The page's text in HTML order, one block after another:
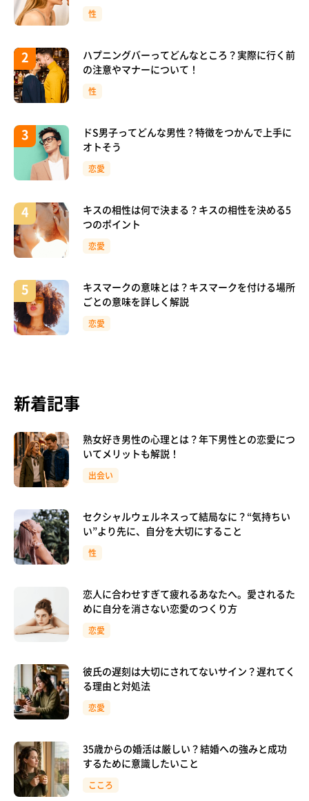
性
ハプニングバーってどんなところ？実際に行く前
の注意やマナーについて！
性
ドS男子ってどんな男性？特徴をつかんで上手に
オトそう
恋愛
キスの相性は何で決まる？キスの相性を決める5
つのポイント
恋愛
キスマークの意味とは？キスマークを付ける場所
ごとの意味を詳しく解説
恋愛
新着記事
熟女好き男性の心理とは？年下男性との恋愛につ
いてメリットも解説！
出会い
セクシャルウェルネスって結局なに？“気持ちい
い”より先に、自分を大切にすること
性
恋人に合わせすぎて疲れるあなたへ。愛されるた
めに自分を消さない恋愛のつくり方
恋愛
彼氏の遅刻は大切にされてないサイン？遅れてく
る理由と対処法
恋愛
35歳からの婚活は厳しい？結婚への強みと成功
するために意識したいこと
こころ